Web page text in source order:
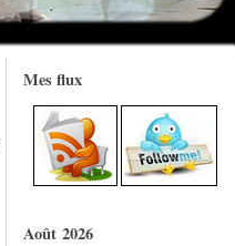
Mes flux
Août 2026